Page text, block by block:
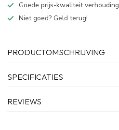
Goede prijs-kwaliteit verhouding
Niet goed? Geld terug!
PRODUCTOMSCHRIJVING
SPECIFICATIES
REVIEWS